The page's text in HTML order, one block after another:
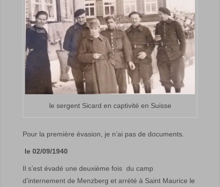
le sergent Sicard en captivité en Suisse
Pour la première évasion, je n’ai pas de documents.
le 02/09/1940
Il s’est évadé une deuxième fois du camp
d’internement de Menzberg et arrété à Saint Maurice le